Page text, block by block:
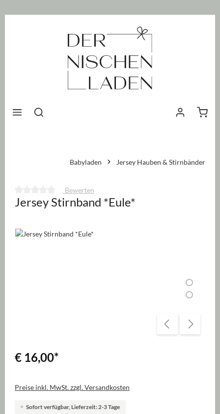
Babyladen Jersey Hauben & Stirnbänder
Durchschnittliche Bewertung von 0 von 5 Sternen
Bewerten
Jersey Stirnband *Eule*
Bildergalerie überspringen
€ 16,00*
Preise inkl. MwSt. zzgl. Versandkosten
Sofort verfügbar, Lieferzeit: 2-3 Tage